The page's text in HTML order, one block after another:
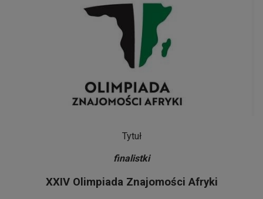
Tytuł
finalistki
XXIV Olimpiada Znajomości Afryki